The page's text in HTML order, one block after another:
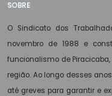
SOBRE
O Sindicato dos
novembro de 1988 e
funcionalismo de Piracicaba,
região. Ao longo desses
até greves para garantir e